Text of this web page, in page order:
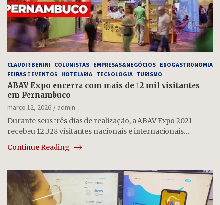
CLAUDIR BENINI COLUNISTAS EMPRESAS&NEGÓCIOS ENOGASTRONOMIA
FEIRAS E EVENTOS HOTELARIA TECNOLOGIA TURISMO
ABAV Expo encerra com mais de 12 mil visitantes
em Pernambuco
março 12, 2026
admin
Durante seus três dias de realização, a ABAV Expo 2021
recebeu 12.328 visitantes nacionais e internacionais…
Continue Reading